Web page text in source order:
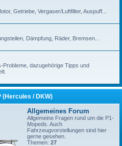
Getriebe, Vergaser/Luftfilter, Auspuff...
Dämpfung, Räder, Bremsen...
Probleme, dazugehörige Tipps und
(Hercules / DKW)
Allgemeines Forum
Allgemeine Fragen rund um die P1-
Mopeds. Auch
Fahrzeugvorstellungen sind hier
gerne gesehen.
Themen: 27